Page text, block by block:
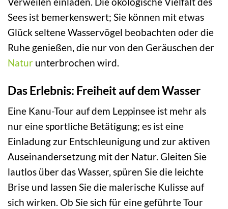
Sees ist bemerkenswert; Sie können mit etwas
Glück seltene Wasservögel beobachten oder die
Ruhe genießen, die nur von den Geräuschen der
Natur unterbrochen wird.
Das Erlebnis: Freiheit auf dem Wasser
Eine Kanu-Tour auf dem Leppinsee ist mehr als
nur eine sportliche Betätigung; es ist eine
Einladung zur Entschleunigung und zur aktiven
Auseinandersetzung mit der Natur. Gleiten Sie
lautlos über das Wasser, spüren Sie die leichte
Brise und lassen Sie die malerische Kulisse auf
sich wirken. Ob Sie sich für eine geführte Tour